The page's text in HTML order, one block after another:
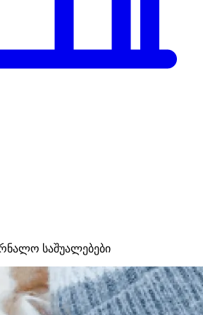
საშუალებები